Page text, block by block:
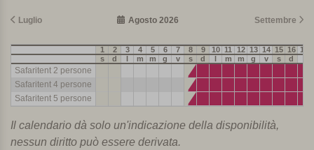
Luglio Agosto 2026 Settembre
1 2 3 4 5 6 7 8 9 10 11 12 13 14 15 16 17
s
d l m m g v s d l m m g v s d
Safaritent 2 persone
Safaritent 4 persone
Safaritent 5 persone
Il calendario dà solo un'indicazione della disponibilità,
nessun diritto può essere derivata.